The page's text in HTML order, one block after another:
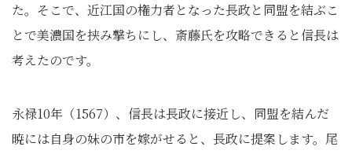
た。そこで、近江国の権力者となった長政と同盟を結ぶこ
とで美濃国を挟み撃ちにし、斎藤氏を攻略できると信長は
考えたのです。
永禄10年（1567）、信長は長政に接近し、同盟を結んだ
暁には自身の妹の市を嫁がせると、長政に提案します。尾